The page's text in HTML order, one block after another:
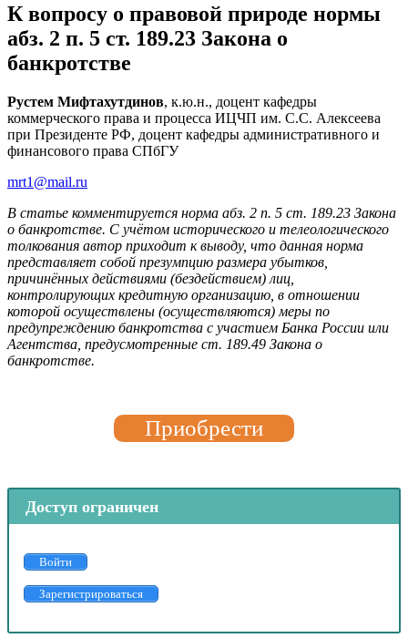
К вопросу о правовой природе нормы
абз. 2 п. 5 ст. 189.23 Закона о
банкротстве
Рустем Мифтахутдинов, к.ю.н., доцент кафедры
коммерческого права и процесса ИЦЧП им. С.С. Алексеева
при Президенте РФ, доцент кафедры административного и
финансового права СПбГУ
mrt1@mail.ru
В статье комментируется норма абз. 2 п. 5 ст. 189.23 Закона
о банкротстве. С учётом исторического и телеологического
толкования автор приходит к выводу, что данная норма
представляет собой презумпцию размера убытков,
причинённых действиями (бездействием) лиц,
контролирующих кредитную организацию, в отношении
которой осуществлены (осуществляются) меры по
предупреждению банкротства с участием Банка России или
Агентства, предусмотренные ст. 189.49 Закона о
банкротстве.
Приобрести
Доступ ограничен
Войти
Зарегистрироваться